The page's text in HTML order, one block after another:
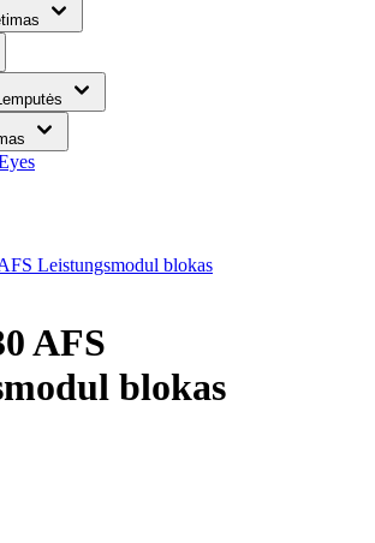
Leistungsmodul blokas
AFS
blokas